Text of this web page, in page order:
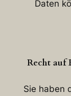
Daten
Recht auf
Sie haben